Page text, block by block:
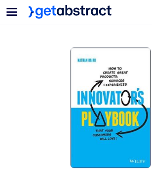
菜单
面向团队与管理者
为您的员工配备关键的人工智能技能。
帮助您的管理者为未来的工作时代做好准备。
让团队更轻松地共同学习、解决实际问题并
培养您的员工应对未来挑战所需的技能。
面向人工智能系统